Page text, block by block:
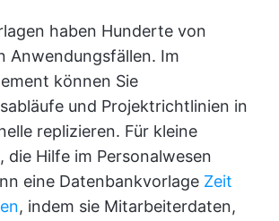
haben Hunderte von
Anwendungsfällen. Im
können Sie
und Projektrichtlinien in
replizieren. Für kleine
die Hilfe im Personalwesen
eine Datenbankvorlage Zeit
, indem sie Mitarbeiterdaten,